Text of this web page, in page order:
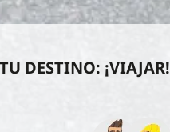
DESTINO: ¡VIAJAR!